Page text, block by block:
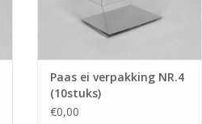
Paas ei verpakking NR.4
(10stuks)
€0,00